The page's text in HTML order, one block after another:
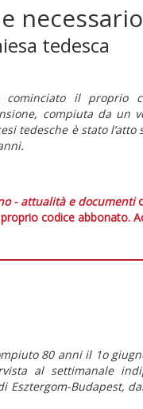
necessario
tedesca
cominciato il proprio
compiuta da un
tedesche è stato l’atto
- attualità e documenti
codice abbonato.
80 anni il 1o
al settimanale
Esztergom-Budapest,